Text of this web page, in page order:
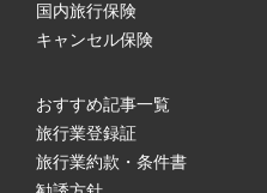
国内旅行保険
キャンセル保険
おすすめ記事一覧
旅行業登録証
旅行業約款・条件書